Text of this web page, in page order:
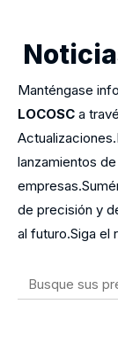
Manténgase
LOCOSC a
lanzamientos
de precisión y
al futuro.Siga el